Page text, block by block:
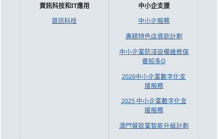
資訊科技和IT應用
資訊科技
中小企支援
中小企服務
專精特色店資助計劃
中小企業防浸設備維修保
養知多D
2026中小企業數字化支
援服務
2025 中小企業數字化支
援服務
澳門餐飲業智能升級計劃